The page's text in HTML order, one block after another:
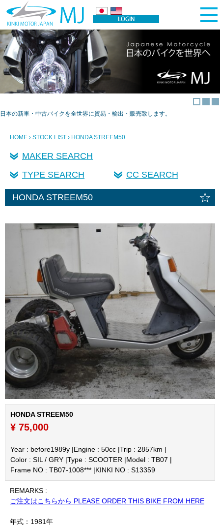
日本の新車・中古バイクを全世界に貿易・輸出・販売致します。
HOME › STOCK LIST › HONDA STREEM50
MAKER SEARCH
TYPE SEARCH
CC SEARCH
HONDA STREEM50 ☆
HONDA STREEM50
¥ 75,000
Year : before1989y |Engine : 50cc |Trip : 2857km |
Color : SIL / GRY |Type : SCOOTER |Model : TB07 |
Frame NO : TB07-1008*** |KINKI NO : S13359
REMARKS :
ご注文はこちらから PLEASE ORDER THIS BIKE FROM HERE
年式：1981年